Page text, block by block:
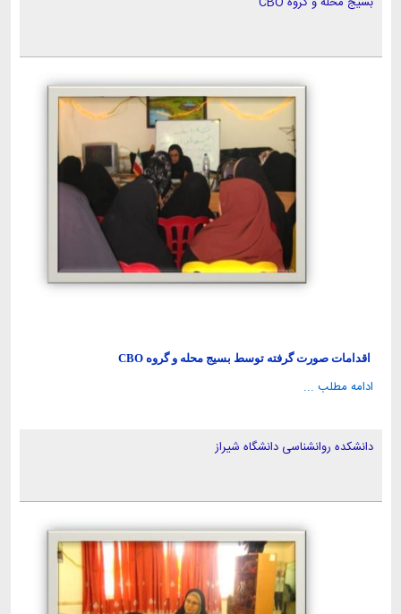
اقدامات صورت گرفته توسط بسیج محله و گروه CBO
ادامه مطلب ...
دانشکده روانشناسی دانشگاه شیراز